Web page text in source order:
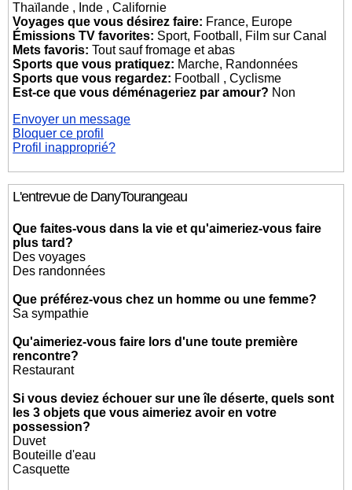
Thaïlande , Inde , Californie
Voyages que vous désirez faire: France, Europe
Émissions TV favorites: Sport, Football, Film sur Canal
Mets favoris: Tout sauf fromage et abas
Sports que vous pratiquez: Marche, Randonnées
Sports que vous regardez: Football , Cyclisme
Est-ce que vous déménageriez par amour? Non
Envoyer un message
Bloquer ce profil
Profil inapproprié?
L'entrevue de DanyTourangeau
Que faites-vous dans la vie et qu'aimeriez-vous faire
plus tard?
Des voyages
Des randonnées
Que préférez-vous chez un homme ou une femme?
Sa sympathie
Qu'aimeriez-vous faire lors d'une toute première
rencontre?
Restaurant
Si vous deviez échouer sur une île déserte, quels sont
les 3 objets que vous aimeriez avoir en votre
possession?
Duvet
Bouteille d'eau
Casquette